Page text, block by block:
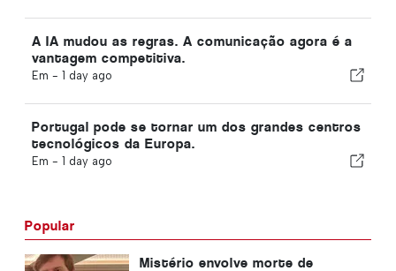
A IA mudou as regras. A comunicação agora é a
vantagem competitiva.
Em - 1 day ago
Portugal pode se tornar um dos grandes centros
tecnológicos da Europa.
Em - 1 day ago
Popular
Mistério envolve morte de